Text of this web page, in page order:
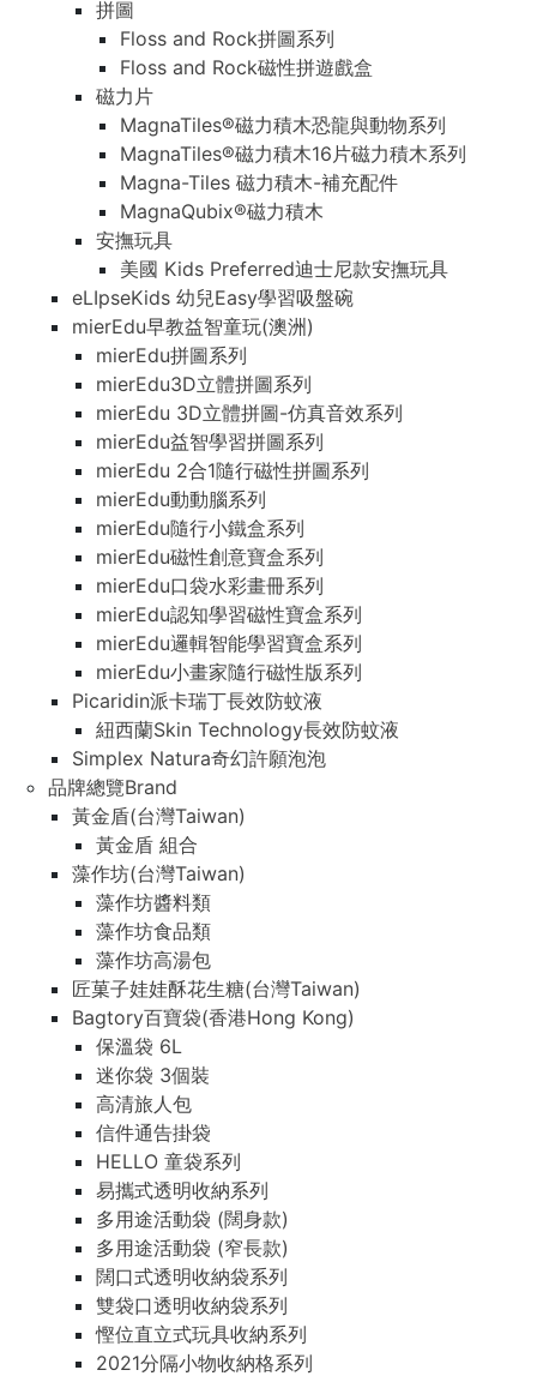
拼圖
Floss and Rock拼圖系列
Floss and Rock磁性拼遊戲盒
磁力片
MagnaTiles®磁力積木恐龍與動物系列
MagnaTiles®磁力積木16片磁力積木系列
Magna-Tiles 磁力積木-補充配件
MagnaQubix®磁力積木
安撫玩具
美國 Kids Preferred迪士尼款安撫玩具
eLIpseKids 幼兒Easy學習吸盤碗
mierEdu早教益智童玩(澳洲)
mierEdu拼圖系列
mierEdu3D立體拼圖系列
mierEdu 3D立體拼圖-仿真音效系列
mierEdu益智學習拼圖系列
mierEdu 2合1隨行磁性拼圖系列
mierEdu動動腦系列
mierEdu隨行小鐵盒系列
mierEdu磁性創意寶盒系列
mierEdu口袋水彩畫冊系列
mierEdu認知學習磁性寶盒系列
mierEdu邏輯智能學習寶盒系列
mierEdu小畫家隨行磁性版系列
Picaridin派卡瑞丁長效防蚊液
紐西蘭Skin Technology長效防蚊液
Simplex Natura奇幻許願泡泡
品牌總覽Brand
黃金盾(台灣Taiwan)
黃金盾 組合
藻作坊(台灣Taiwan)
藻作坊醬料類
藻作坊食品類
藻作坊高湯包
匠菓子娃娃酥花生糖(台灣Taiwan)
Bagtory百寶袋(香港Hong Kong)
保溫袋 6L
迷你袋 3個裝
高清旅人包
信件通告掛袋
HELLO 童袋系列
易攜式透明收納系列
多用途活動袋 (闊身款)
多用途活動袋 (窄長款)
闊口式透明收納袋系列
雙袋口透明收納袋系列
慳位直立式玩具收納系列
2021分隔小物收納格系列